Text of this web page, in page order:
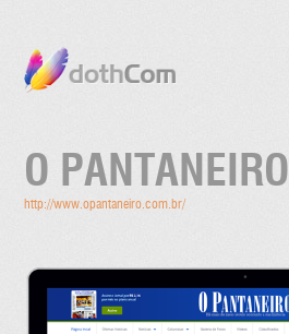
O PANTANEIRO
http://www.opantaneiro.com.br/